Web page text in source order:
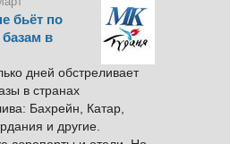
бьёт по
в
дней обстреливает
в странах
Бахрейн, Катар,
и другие.